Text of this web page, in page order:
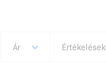
Ár Értékelések